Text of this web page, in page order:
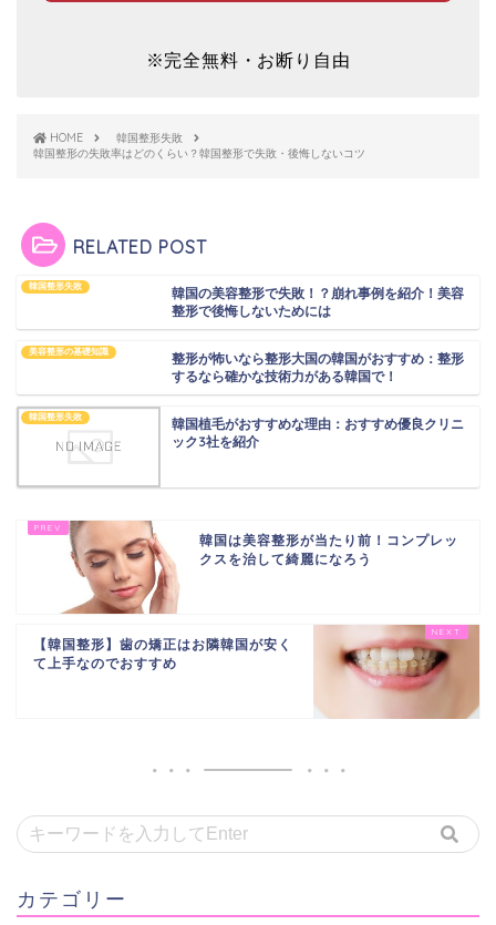
※完全無料・お断り自由
HOME
韓国整形失敗
韓国整形の失敗率はどのくらい？韓国整形で失敗・後悔しないコツ
RELATED POST
韓国整形失敗
韓国の美容整形で失敗！？崩れ事例を紹介！美容
整形で後悔しないためには
美容整形の基礎知識
整形が怖いなら整形大国の韓国がおすすめ：整形
するなら確かな技術力がある韓国で！
韓国整形失敗
韓国植毛がおすすめな理由：おすすめ優良クリニ
ック3社を紹介
韓国は美容整形が当たり前！コンプレッ
クスを治して綺麗になろう
【韓国整形】歯の矯正はお隣韓国が安く
て上手なのでおすすめ
カテゴリー